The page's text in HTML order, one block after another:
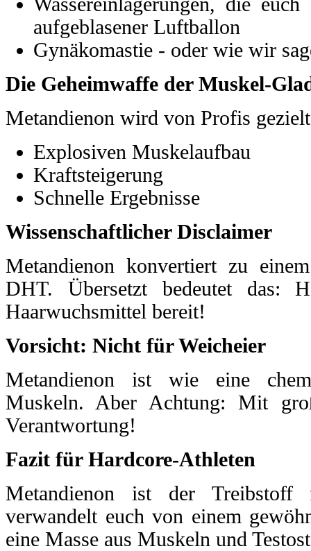
aufgeblasener Luftballon
Gynäkomastie - oder wie wir
Die Geheimwaffe der Muskel-
Metandienon wird von Profis
Explosiven Muskelaufbau
Kraftsteigerung
Schnelle Ergebnisse
Wissenschaftlicher Disclaimer
Metandienon konvertiert zu
DHT. Übersetzt bedeutet das:
Haarwuchsmittel bereit!
Vorsicht: Nicht für Weicheier
Metandienon ist wie eine
Muskeln. Aber Achtung: Mit
Verantwortung!
Fazit für Hardcore-Athleten
Metandienon ist der Treibstoff
verwandelt euch von einem
eine Masse aus Muskeln und